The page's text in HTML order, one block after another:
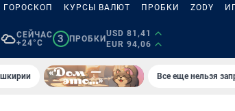
ГОРОСКОП КУРСЫ ВАЛЮТ ПРОБКИ ZODY
СЕЙЧАС
+24°C
3 ПРОБКИ
USD 81,41
EUR 94,06
Все еще нельзя